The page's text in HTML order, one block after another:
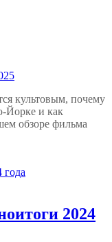
культовым, почему
Йорке и как
обзоре фильма
2024